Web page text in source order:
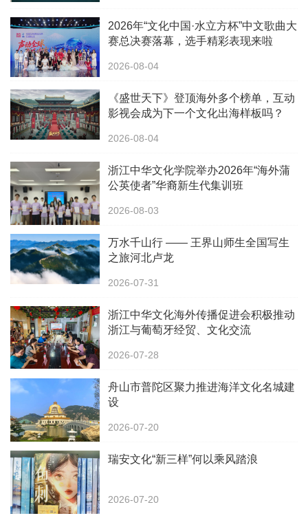
2026年“文化中国·水立方杯”中文歌曲大
赛总决赛落幕，选手精彩表现来啦
2026-08-04
《盛世天下》登顶海外多个榜单，互动
影视会成为下一个文化出海样板吗？
2026-08-04
浙江中华文化学院举办2026年“海外蒲
公英使者”华裔新生代集训班
2026-08-03
万水千山行 —— 王界山师生全国写生
之旅河北卢龙
2026-07-31
浙江中华文化海外传播促进会积极推动
浙江与葡萄牙经贸、文化交流
2026-07-28
舟山市普陀区聚力推进海洋文化名城建
设
2026-07-20
瑞安文化“新三样”何以乘风踏浪
2026-07-20